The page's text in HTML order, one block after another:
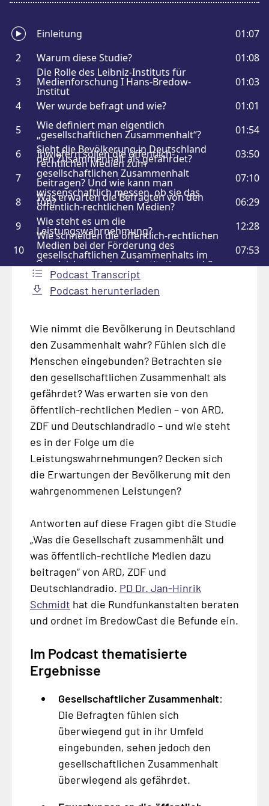
Podcast Transcript
Podcast herunterladen
Wie nimmt die Bevölkerung in Deutschland
den Zusammenhalt wahr? Fühlen sich die
Menschen eingebunden? Betrachten sie
den gesellschaftlichen Zusammenhalt als
gefährdet? Was erwarten sie von den
öffentlich-rechtlichen Medien – von ARD,
ZDF und Deutschlandradio – und wie steht
es in der Folge um die
Leistungswahrnehmungen? Decken sich
die Erwartungen der Bevölkerung mit den
wahrgenommenen Leistungen?
Antworten auf diese Fragen gibt die Studie
„Was die Gesellschaft zusammenhält und
was öffentlich-rechtliche Medien dazu
beitragen“ von ARD, ZDF und
Deutschlandradio. PD Dr. Jan-Hinrik
Schmidt hat die Rundfunkanstalten beraten
und ordnet im BredowCast die Befunde ein.
Im Podcast thematisierte
Ergebnisse
Gesellschaftlicher Zusammenhalt:
Die Befragten fühlen sich
überwiegend gut in ihr Umfeld
eingebunden, sehen jedoch den
gesellschaftlichen Zusammenhalt
überwiegend als gefährdet.